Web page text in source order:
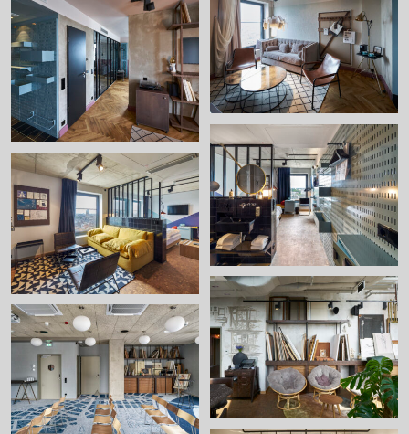
+
+
+
+
+
+